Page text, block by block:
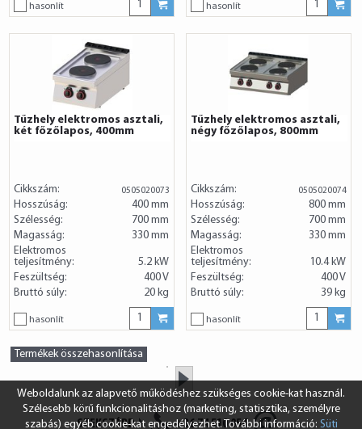
SZEKSZÁRD +36 74 510 054
hasonlít hasonlít
Tűzhely elektromos asztali,
két főzőlapos, 400mm
Cikkszám: 0505020073
Hosszúság:
400 mm
Szélesség:
700 mm
Magasság:
330 mm
Elektromos
teljesítmény:
5.2 kW
Feszültség:
400 V
Bruttó súly:
20 kg
hasonlít
Tűzhely elektromos asztali,
négy főzőlapos, 800mm
Cikkszám: 0505020074
Hosszúság:
800 mm
Szélesség:
700 mm
Magasság:
330 mm
Elektromos
teljesítmény:
10.4 kW
Feszültség:
400 V
Bruttó súly:
39 kg
hasonlít
Termékek összehasonlítása
»
Weboldalunk az alapvető működéshez szükséges cookie-kat használ.
Szélesebb körű funkcionalitáshoz (marketing, statisztika, személyre
szabás) egyéb cookie-kat engedélyezhet. További információ: Süti